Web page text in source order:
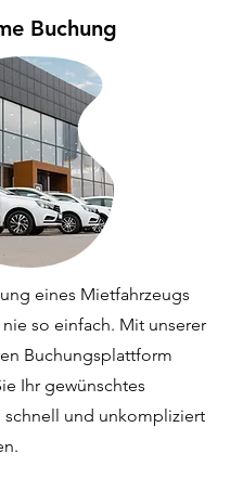
Buchung
eines Mietfahrzeugs
so einfach. Mit unserer
Buchungsplattform
Ihr gewünschtes
schnell und unkompliziert